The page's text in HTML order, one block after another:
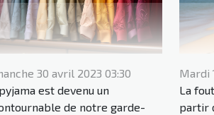
30 avril 2023 03:30
est devenu un
de notre garde-
Mardi
La
partir